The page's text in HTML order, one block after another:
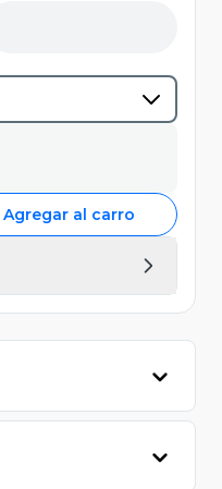
Agregar al carro